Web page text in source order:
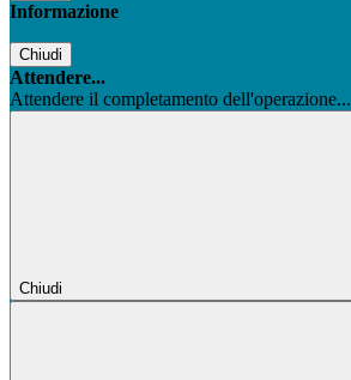
Informazione
Chiudi
Attendere...
Attendere il completamento dell'operazione...
Chiudi